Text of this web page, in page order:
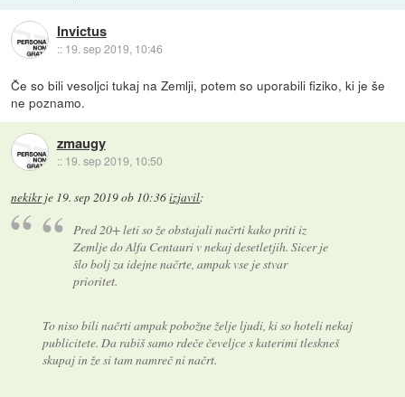
Invictus
:: 19. sep 2019, 10:46
Če so bili vesoljci tukaj na Zemlji, potem so uporabili fiziko, ki je še
ne poznamo.
zmaugy
:: 19. sep 2019, 10:50
nekikrje 19. sep 2019 ob 10:36izjavil:
Pred 20+ leti so že obstajali načrti kako priti iz
Zemlje do Alfa Centauri v nekaj desetletjih. Sicer je
šlo bolj za idejne načrte, ampak vse je stvar
prioritet.
To niso bili načrti ampak pobožne želje ljudi, ki so hoteli nekaj
publicitete. Da rabiš samo rdeče čeveljce s katerimi tleskneš
skupaj in že si tam namreč ni načrt.